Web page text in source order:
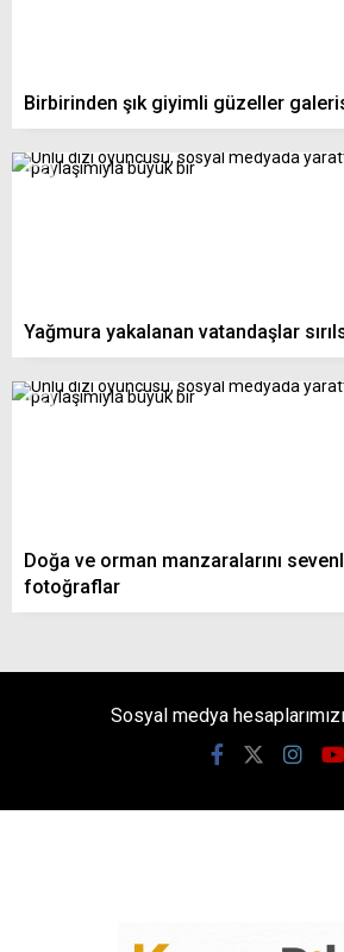
Birbirinden şık giyimli güzeller
Yağmura yakalanan vatandaşlar
Doğa ve orman manzaralarını
fotoğraflar
Sosyal medya